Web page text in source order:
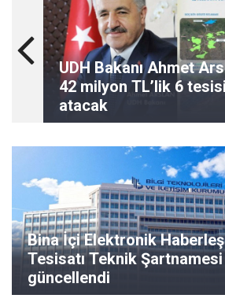
UDH Bakanı Ahmet
42 milyon TL’lik 6
atacak
Bina İçi Elektronik
Tesisatı Teknik Şartnamesi
güncellendi